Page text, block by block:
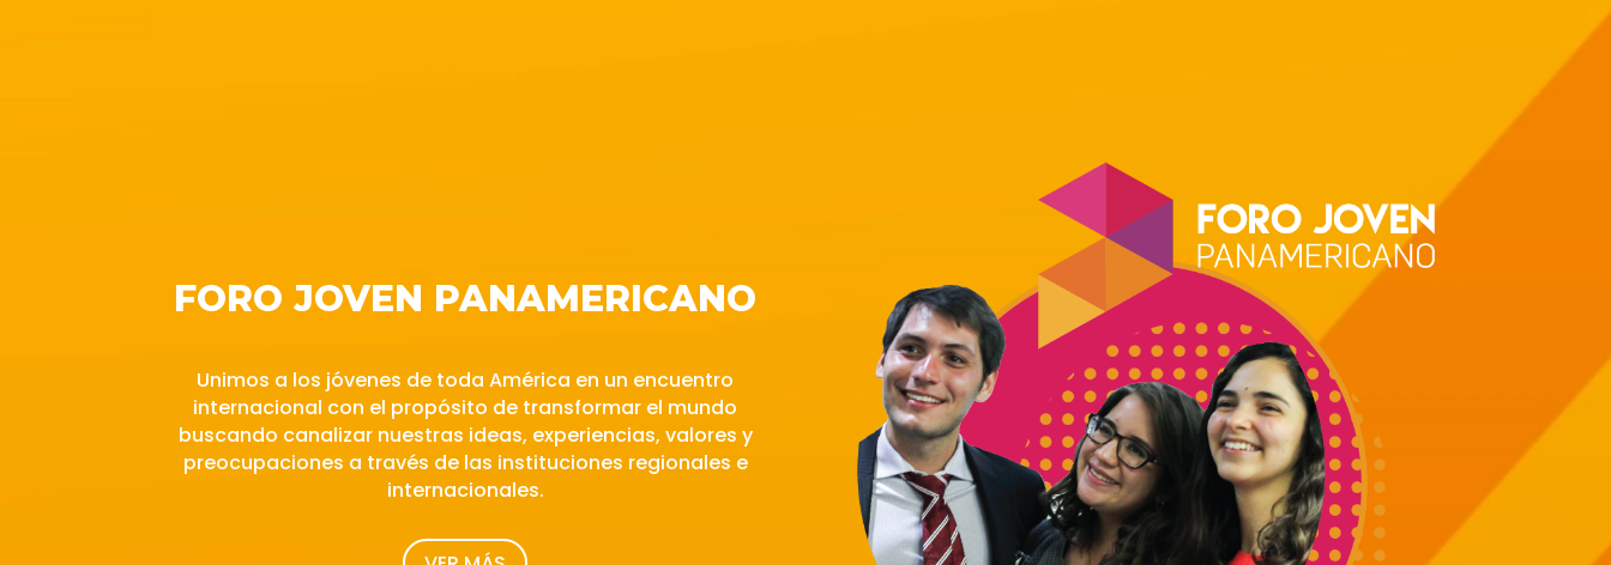
FORO JOVEN PANAMERICANO
Unimos a los jóvenes de toda América en un encuentro
internacional con el propósito de transformar el mundo
buscando canalizar nuestras ideas, experiencias, valores y
preocupaciones a través de las instituciones regionales e
internacionales.